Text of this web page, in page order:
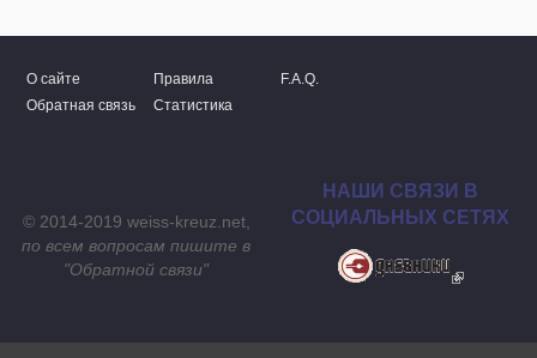
О сайте Правила
F.A.Q.
Обратная связь
Статистика
© 2014-2019 weiss-kreuz.net,
по всем вопросам пишите в
"Обратной связи"
НАШИ СВЯЗИ В
СОЦИАЛЬНЫХ СЕТЯХ